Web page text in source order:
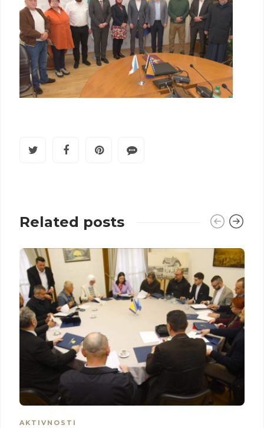
Related posts
AKTIVNOSTI